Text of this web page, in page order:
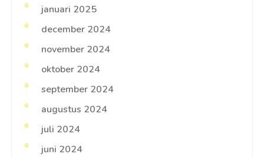
januari 2025
december 2024
november 2024
oktober 2024
september 2024
augustus 2024
juli 2024
juni 2024